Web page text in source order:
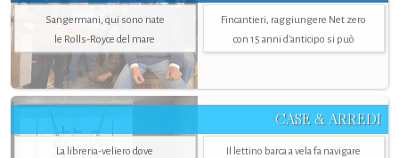
Sangermani, qui sono nate
le Rolls-Royce del mare
Fincantieri, raggiungere Net zero
con 15 anni d'anticipo si può
CASE & ARREDI
La libreria-veliero dove
Il lettino barca a vela fa navigare